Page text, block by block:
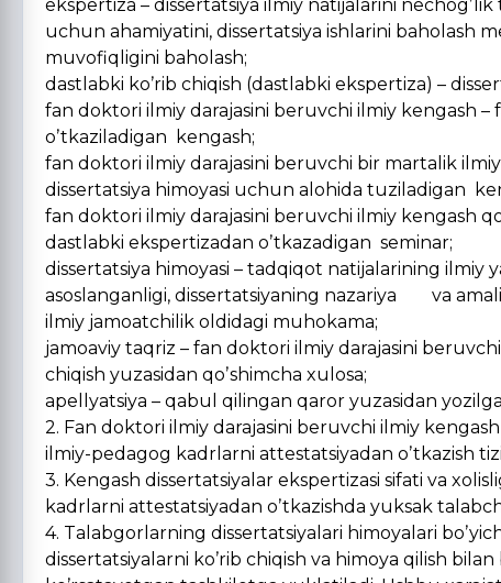
ekspertiza – dissertatsiya ilmiy natijalarini
uchun ahamiyatini, dissertatsiya ishlarini baholash
muvofiqligini baholash;
dastlabki koʼrib chiqish (dastlabki ekspertiza) –
fan doktori ilmiy darajasini beruvchi ilmiy kengash
oʼtkaziladigan kengash;
fan doktori ilmiy darajasini beruvchi bir martalik
dissertatsiya himoyasi uchun alohida tuziladigan
fan doktori ilmiy darajasini beruvchi ilmiy kengash
dastlabki ekspertizadan oʼtkazadigan seminar;
dissertatsiya himoyasi – tadqiqot natijalarining ilmiy
asoslanganligi, dissertatsiyaning nazariya va
ilmiy jamoatchilik oldidagi muhokama;
jamoaviy taqriz – fan doktori ilmiy darajasini
chiqish yuzasidan qoʼshimcha xulosa;
apellyatsiya – qabul qilingan qaror yuzasidan
2. Fan doktori ilmiy darajasini beruvchi ilmiy
ilmiy-pedagog kadrlarni attestatsiyadan oʼtkazish
3. Kengash dissertatsiyalar ekspertizasi sifati va
kadrlarni attestatsiyadan oʼtkazishda yuksak
4. Talabgorlarning dissertatsiyalari himoyalari
dissertatsiyalarni koʼrib chiqish va himoya qilish